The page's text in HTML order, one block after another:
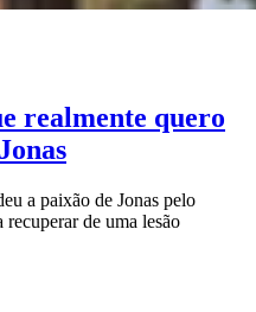
realmente quero
a paixão de Jonas pelo
de uma lesão